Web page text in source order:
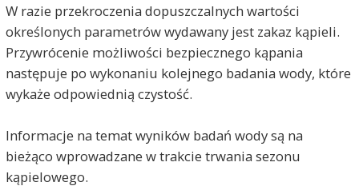
W razie przekroczenia dopuszczalnych wartości
określonych parametrów wydawany jest zakaz kąpieli.
Przywrócenie możliwości bezpiecznego kąpania
następuje po wykonaniu kolejnego badania wody, które
wykaże odpowiednią czystość.
Informacje na temat wyników badań wody są na
bieżąco wprowadzane w trakcie trwania sezonu
kąpielowego.